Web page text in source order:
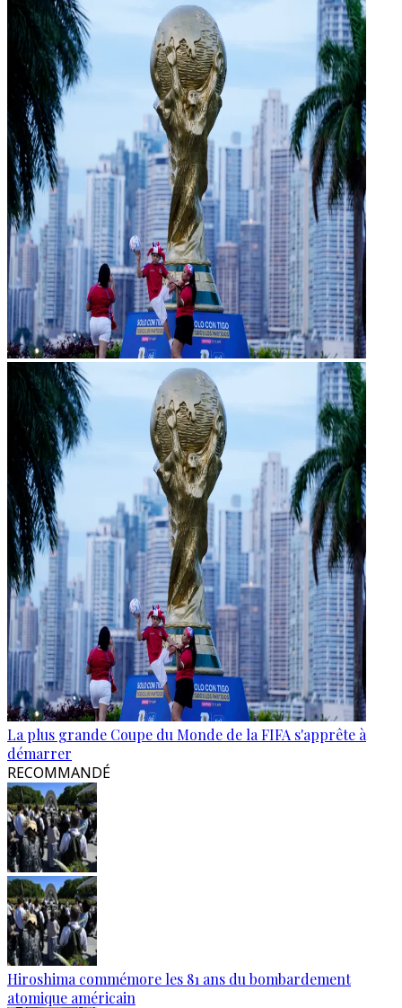
La plus grande Coupe du Monde de la FIFA s'apprête à
démarrer
RECOMMANDÉ
Hiroshima commémore les 81 ans du bombardement
atomique américain